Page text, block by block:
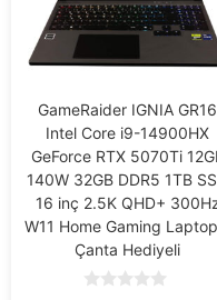
GameRaider IGNIA GR16
Intel Core i9-14900HX
GeForce RTX 5070Ti
140W 32GB DDR5 1TB
16 inç 2.5K QHD+
W11 Home Gaming
Çanta Hediyeli